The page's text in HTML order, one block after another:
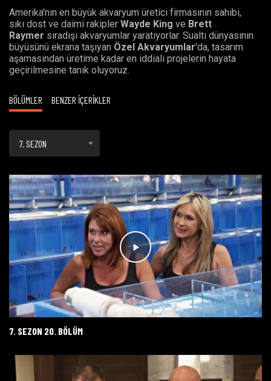
Amerika'nın en büyük akvaryum üretici firmasının sahibi,
sıkı dost ve daimi rakipler Wayde King ve Brett
Raymer sıradışı akvaryumlar yaratıyorlar. Sualtı dünyasının
büyüsünü ekrana taşıyan Özel Akvaryumlar'da, tasarım
aşamasından üretime kadar en iddialı projelerin hayata
geçirilmesine tanık oluyoruz.
BÖLÜMLER BENZER İÇERİKLER
7. SEZON
7. SEZON 20. BÖLÜM